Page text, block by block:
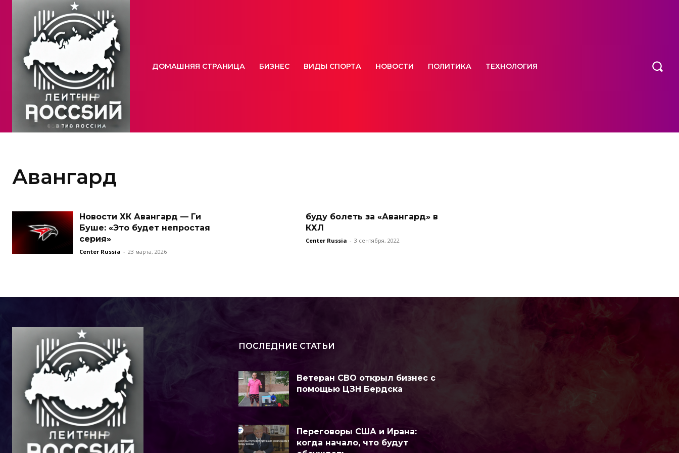
ДОМАШНЯЯ СТРАНИЦА БИЗНЕС ВИДЫ СПОРТА НОВОСТИ ПОЛИТИКА ТЕХНОЛОГИЯ
Авангард
Новости ХК Авангард — Ги
Буше: «Это будет непростая
серия»
Center Russia - 23 марта, 2026
буду болеть за «Авангард» в
КХЛ
Center Russia - 3 сентября, 2022
ПОСЛЕДНИЕ СТАТЬИ
Ветеран СВО открыл бизнес с
помощью ЦЗН Бердска
Переговоры США и Ирана:
когда начало, что будут